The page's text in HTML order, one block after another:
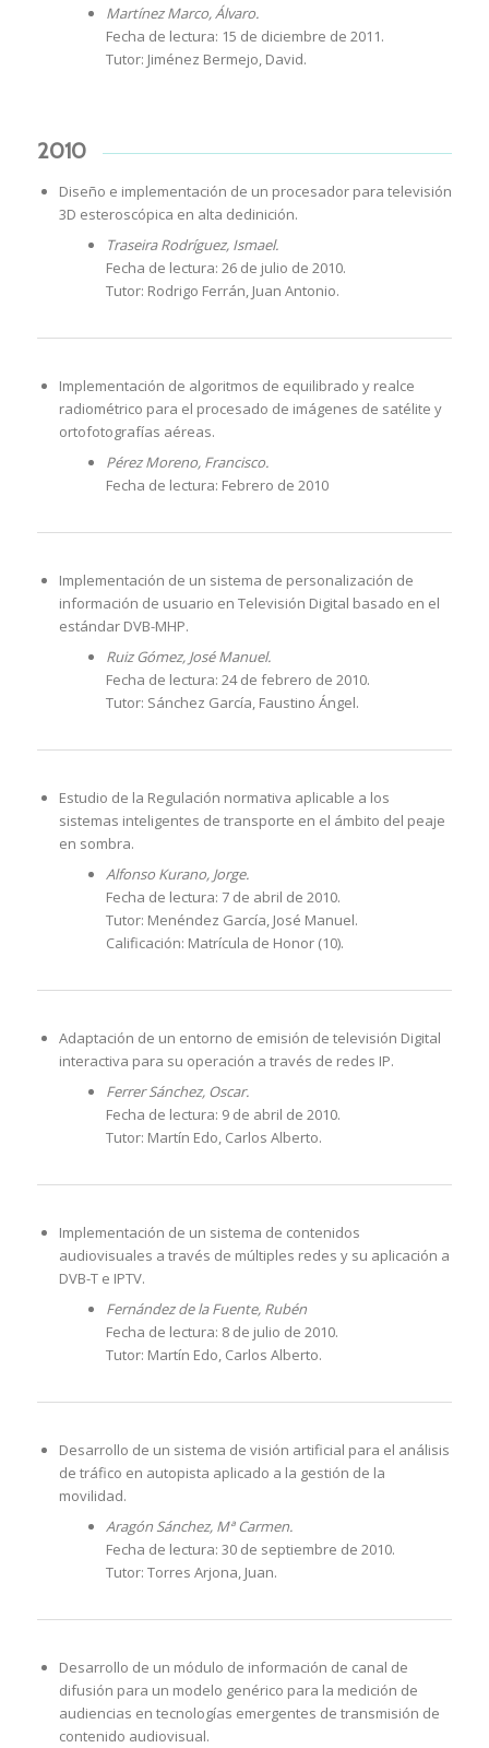
Martínez Marco, Álvaro.
Fecha de lectura: 15 de diciembre de 2011.
Tutor: Jiménez Bermejo, David.
2010
Diseño e implementación de un procesador para televisión
3D esteroscópica en alta dedinición.
Traseira Rodríguez, Ismael.
Fecha de lectura: 26 de julio de 2010.
Tutor: Rodrigo Ferrán, Juan Antonio.
Implementación de algoritmos de equilibrado y realce
radiométrico para el procesado de imágenes de satélite y
ortofotografías aéreas.
Pérez Moreno, Francisco.
Fecha de lectura: Febrero de 2010
Implementación de un sistema de personalización de
información de usuario en Televisión Digital basado en el
estándar DVB-MHP.
Ruiz Gómez, José Manuel.
Fecha de lectura: 24 de febrero de 2010.
Tutor: Sánchez García, Faustino Ángel.
Estudio de la Regulación normativa aplicable a los
sistemas inteligentes de transporte en el ámbito del peaje
en sombra.
Alfonso Kurano, Jorge.
Fecha de lectura: 7 de abril de 2010.
Tutor: Menéndez García, José Manuel.
Calificación: Matrícula de Honor (10).
Adaptación de un entorno de emisión de televisión Digital
interactiva para su operación a través de redes IP.
Ferrer Sánchez, Oscar.
Fecha de lectura: 9 de abril de 2010.
Tutor: Martín Edo, Carlos Alberto.
Implementación de un sistema de contenidos
audiovisuales a través de múltiples redes y su aplicación a
DVB-T e IPTV.
Fernández de la Fuente, Rubén
Fecha de lectura: 8 de julio de 2010.
Tutor: Martín Edo, Carlos Alberto.
Desarrollo de un sistema de visión artificial para el análisis
de tráfico en autopista aplicado a la gestión de la
movilidad.
Aragón Sánchez, Mª Carmen.
Fecha de lectura: 30 de septiembre de 2010.
Tutor: Torres Arjona, Juan.
Desarrollo de un módulo de información de canal de
difusión para un modelo genérico para la medición de
audiencias en tecnologías emergentes de transmisión de
contenido audiovisual.